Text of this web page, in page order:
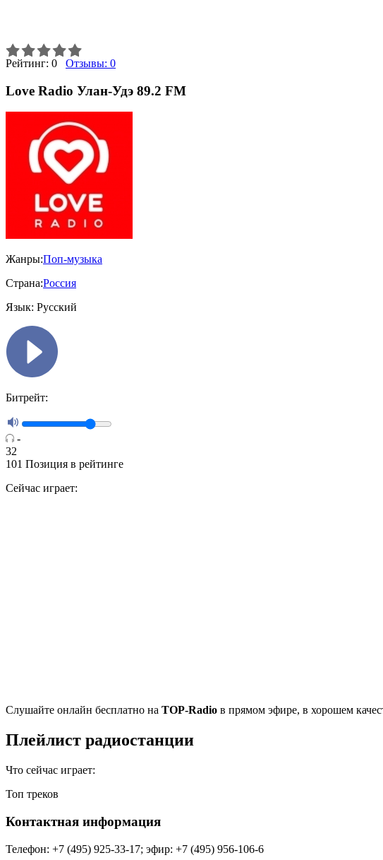
Рейтинг: 0 Отзывы: 0
Love Radio Улан-Удэ 89.2 FM
Жанры:Поп-музыка
Страна:Россия
Язык: Русский
Битрейт:
-
32
101 Позиция в рейтинге
Сейчас играет:
Cлушайте онлайн бесплатно на TOP-Radio в прямом эфире, в хорошем
Плейлист радиостанции
Что сейчас играет:
Топ треков
Контактная информация
Телефон: +7 (495) 925-33-17; эфир: +7 (495) 956-106-6